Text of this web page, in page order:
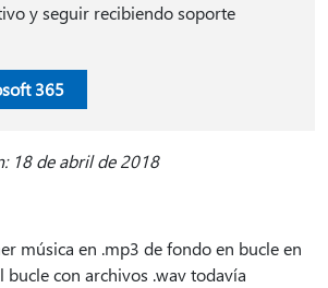
y seguir recibiendo soporte
365
18 de abril de 2018
música en .mp3 de fondo en bucle en
bucle con archivos .wav todavía